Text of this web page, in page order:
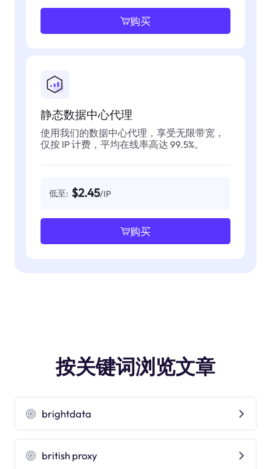
购买
静态数据中心代理
使用我们的数据中心代理，享受无限带宽，
仅按 IP 计费，平均在线率高达 99.5%。
低至: $2.45/IP
购买
按关键词浏览文章
brightdata
british proxy